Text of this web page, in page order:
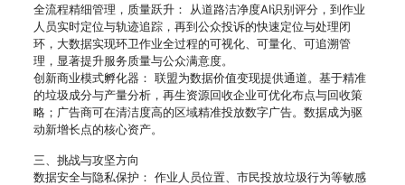
全流程精细管理，质量跃升： 从道路洁净度AI识别评分，到作业
人员实时定位与轨迹追踪，再到公众投诉的快速定位与处理闭
环，大数据实现环卫作业全过程的可视化、可量化、可追溯管
理，显著提升服务质量与公众满意度。
创新商业模式孵化器： 联盟为数据价值变现提供通道。基于精准
的垃圾成分与产量分析，再生资源回收企业可优化布点与回收策
略；广告商可在清洁度高的区域精准投放数字广告。数据成为驱
动新增长点的核心资产。
三、挑战与攻坚方向
数据安全与隐私保护： 作业人员位置、市民投放垃圾行为等敏感